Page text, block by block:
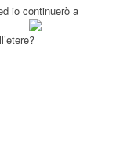
io continuerò a